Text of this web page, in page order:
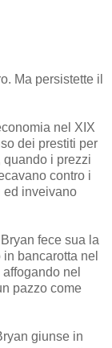
Ma persistette il
nel XIX
dei prestiti per
i prezzi
contro i
ed inveivano
fece sua la
bancarotta nel
nel
pazzo come
giunse in